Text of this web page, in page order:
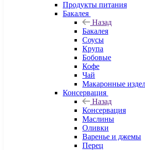
Продукты питания
Бакалея
Назад
Бакалея
Соусы
Крупа
Бобовые
Кофе
Чай
Макаронные
Консервация
Назад
Консервация
Маслины
Оливки
Варенье и джемы
Перец